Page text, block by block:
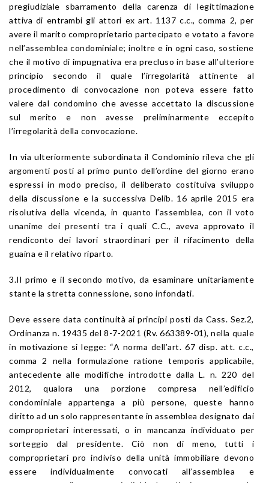
pregiudiziale sbarramento della carenza di legittimazione
attiva di entrambi gli attori ex art. 1137 c.c., comma 2, per
avere il marito comproprietario partecipato e votato a favore
nell’assemblea condominiale; inoltre e in ogni caso, sostiene
che il motivo di impugnativa era precluso in base all’ulteriore
principio secondo il quale l’irregolarità attinente al
procedimento di convocazione non poteva essere fatto
valere dal condomino che avesse accettato la discussione
sul merito e non avesse preliminarmente eccepito
l’irregolarità della convocazione.
In via ulteriormente subordinata il Condominio rileva che gli
argomenti posti al primo punto dell’ordine del giorno erano
espressi in modo preciso, il deliberato costituiva sviluppo
della discussione e la successiva Delib. 16 aprile 2015 era
risolutiva della vicenda, in quanto l’assemblea, con il voto
unanime dei presenti tra i quali C.C., aveva approvato il
rendiconto dei lavori straordinari per il rifacimento della
guaina e il relativo riparto.
3.Il primo e il secondo motivo, da esaminare unitariamente
stante la stretta connessione, sono infondati.
Deve essere data continuità ai principi posti da Cass. Sez.2,
Ordinanza n. 19435 del 8-7-2021 (Rv. 663389-01), nella quale
in motivazione si legge: “A norma dell’art. 67 disp. att. c.c.,
comma 2 nella formulazione ratione temporis applicabile,
antecedente alle modifiche introdotte dalla L. n. 220 del
2012, qualora una porzione compresa nell’edificio
condominiale appartenga a più persone, queste hanno
diritto ad un solo rappresentante in assemblea designato dai
comproprietari interessati, o in mancanza individuato per
sorteggio dal presidente. Ciò non di meno, tutti i
comproprietari pro indiviso della unità immobiliare devono
essere individualmente convocati all’assemblea e